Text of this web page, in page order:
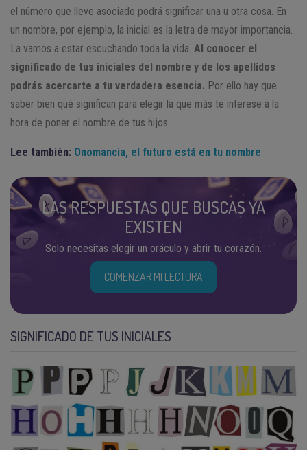
el número que lleve asociado podrá significar una u otra cosa. En
un nombre, por ejemplo, la inicial es la letra de mayor importancia.
La vamos a estar escuchando toda la vida. Al conocer el
significado de tus iniciales del nombre y de los apellidos
podrás acercarte a tu verdadera esencia. Por ello hay que
saber bien qué significan para elegir la que más te interese a la
hora de poner el nombre de tus hijos.
Lee también: Onomancia, el futuro está en tu nombre
LAS RESPUESTAS QUE BUSCAS YA
EXISTEN
Solo necesitas elegir un oráculo y abrir tu corazón.
COMENZAR MI LECTURA
SIGNIFICADO DE TUS INICIALES